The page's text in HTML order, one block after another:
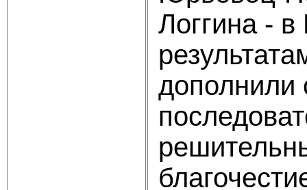
Логгина -
дополнили